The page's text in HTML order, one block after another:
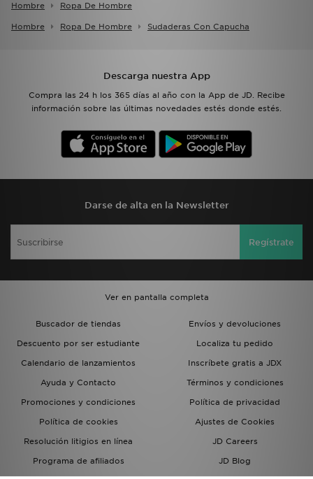
Hombre Ropa De Hombre
Hombre Ropa De Hombre Sudaderas Con Capucha
Descarga nuestra App
Compra las 24 h los 365 días al año con la App de JD. Recibe
información sobre las últimas novedades estés donde estés.
Darse de alta en la Newsletter
Regístrate
Ver en pantalla completa
Buscador de tiendas
Envíos y devoluciones
Descuento por ser estudiante
Localiza tu pedido
Calendario de lanzamientos
Inscríbete gratis a JDX
Ayuda y Contacto
Términos y condiciones
Promociones y condiciones
Política de privacidad
Política de cookies
Ajustes de Cookies
Resolución litigios en línea
JD Careers
Programa de afiliados
JD Blog